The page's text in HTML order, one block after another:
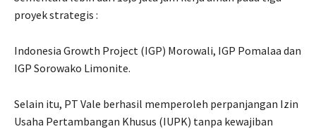
proyek strategis :
Indonesia Growth Project (IGP) Morowali, IGP Pomalaa dan
IGP Sorowako Limonite.
Selain itu, PT Vale berhasil memperoleh perpanjangan Izin
Usaha Pertambangan Khusus (IUPK) tanpa kewajiban